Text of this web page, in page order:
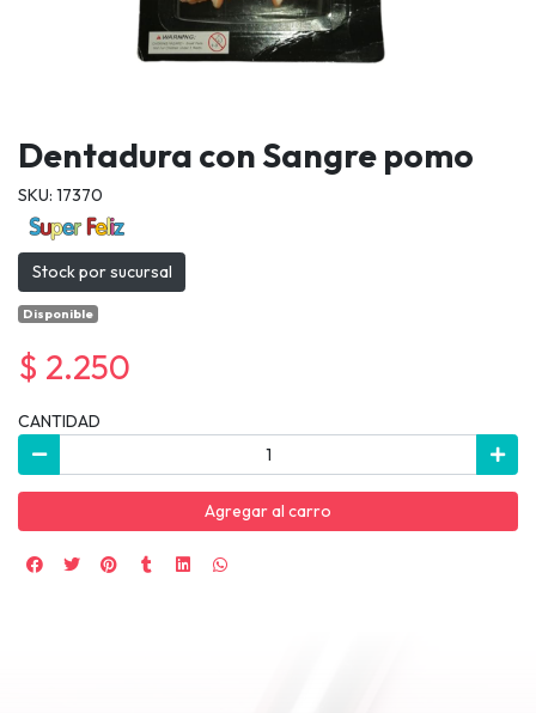
Dentadura con Sangre pomo
SKU: 17370
Stock por sucursal
Disponible
$ 2.250
CANTIDAD
Agregar al carro